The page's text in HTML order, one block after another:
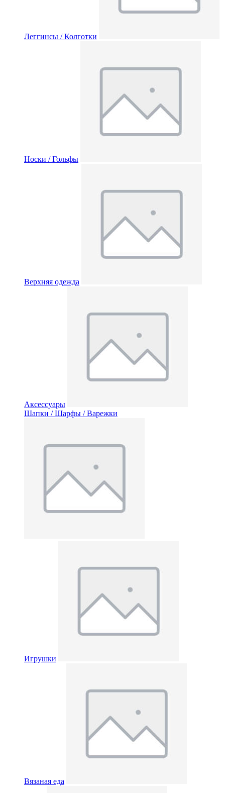
Леггинсы / Колготки
Носки / Гольфы
Верхняя одежда
Аксессуары
Шапки / Шарфы / Варежки
Игрушки
Вязаная еда